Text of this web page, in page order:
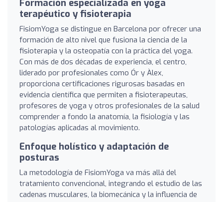
Formación especializada en yoga
terapéutico y fisioterapia
FisiomYoga se distingue en Barcelona por ofrecer una
formación de alto nivel que fusiona la ciencia de la
fisioterapia y la osteopatía con la práctica del yoga.
Con más de dos décadas de experiencia, el centro,
liderado por profesionales como Ór y Àlex,
proporciona certificaciones rigurosas basadas en
evidencia científica que permiten a fisioterapeutas,
profesores de yoga y otros profesionales de la salud
comprender a fondo la anatomía, la fisiología y las
patologías aplicadas al movimiento.
Enfoque holístico y adaptación de
posturas
La metodología de FisiomYoga va más allá del
tratamiento convencional, integrando el estudio de las
cadenas musculares, la biomecánica y la influencia de